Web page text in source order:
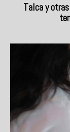
Talca y